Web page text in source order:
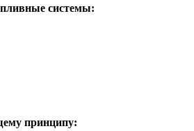
системы:
принципу: